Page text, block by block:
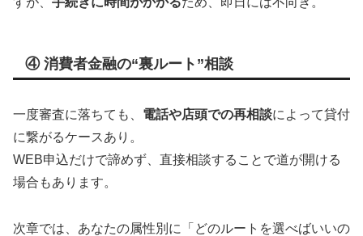
④ 消費者金融の“裏ルート”相談
一度審査に落ちても、 電話や店頭での再相談によって貸付
に繋がるケースあり。
WEB申込だけで諦めず、直接相談することで道が開ける
場合もあります。
次章では、あなたの属性別に「どのルートを選べばいいの